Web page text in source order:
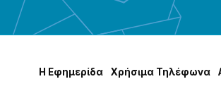
Η Εφημερίδα Χρήσɩμα Τηλέφωνα